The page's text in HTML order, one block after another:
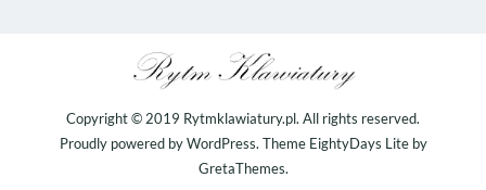
Copyright © 2019 Rytmklawiatury.pl. All rights reserved.
Proudly powered byWordPress. Theme EightyDays Liteby
GretaThemes.